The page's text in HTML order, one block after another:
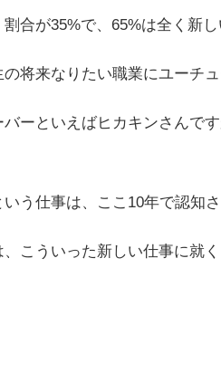
合が35%で、65%は全く新し
将来なりたい職業にユーチ
バーといえばヒカキンさんで
う仕事は、ここ10年で認知さ
こういった新しい仕事に就